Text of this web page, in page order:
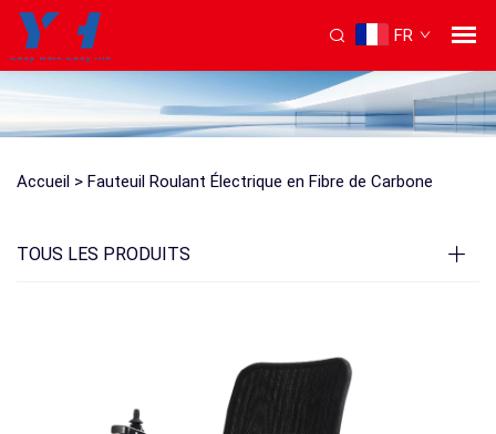
FR
Accueil > Fauteuil Roulant Électrique en Fibre de Carbone
TOUS LES PRODUITS